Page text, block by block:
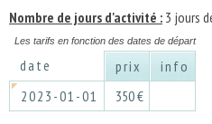
Nombre de jours d'activité : 3 jours
Les tarifs en fonction des dates de départ
date prix
info
2023-01-01
350 €